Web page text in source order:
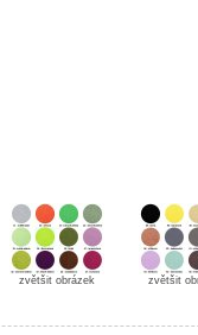
zvětšit obrázek zvětšit